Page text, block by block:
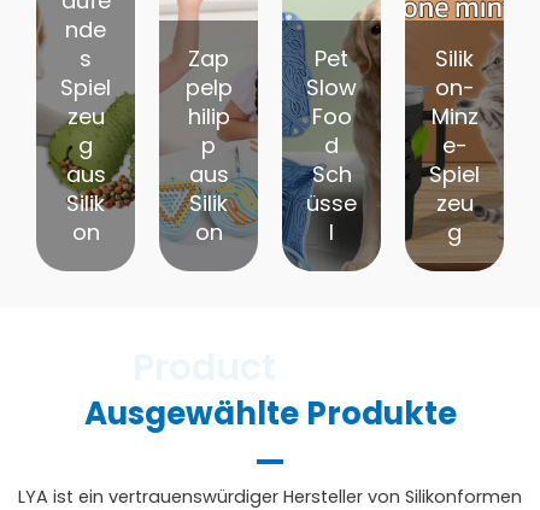
nde
s
Spiel
zeu
g
aus
Silik
on
Zap
pelp
hilip
p
aus
Silik
on
Pet
Slow
Foo
d
Sch
üsse
l
Silik
on-
Minz
e-
Spiel
zeu
g
Ausgewählte Produkte
LYA ist ein vertrauenswürdiger Hersteller von Silikonformen